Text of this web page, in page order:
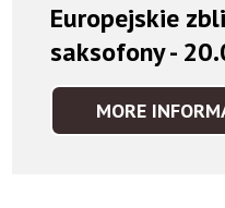
Europejskie
saksofony -
MORE